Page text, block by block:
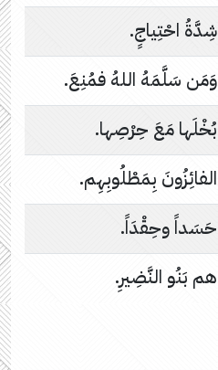
شِدَّةُ احْتِياجٍ.
وَمَن سَلَّمَهُ اللهُ فمُنِعَ.
بُخْلَها مَعَ حِرْصِها.
الفائِزُونَ بِمَطْلُوبِهِم.
حَسَداً وحِقْدَاً.
هم بَنُو النَّضِيرِ.